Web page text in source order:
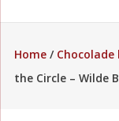
Home/ Chocolade
the Circle – Wilde